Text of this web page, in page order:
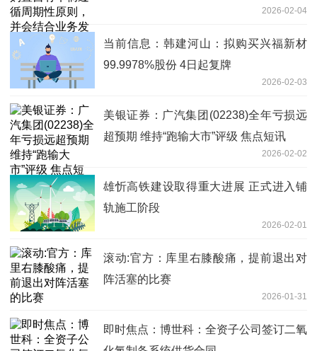
求，分阶段进行审批和购置（附调研问
答）
2026-02-04
当前信息：韩建河山：拟购买兴福新材
99.9978%股份 4日起复牌
2026-02-03
美银证券：广汽集团(02238)全年亏损远
超预期 维持“跑输大市”评级 焦点短讯
2026-02-02
雄忻高铁建设取得重大进展 正式进入铺
轨施工阶段
2026-02-01
滚动:官方：库里右膝酸痛，提前退出对
阵活塞的比赛
2026-01-31
即时焦点：博世科：全资子公司签订二氧